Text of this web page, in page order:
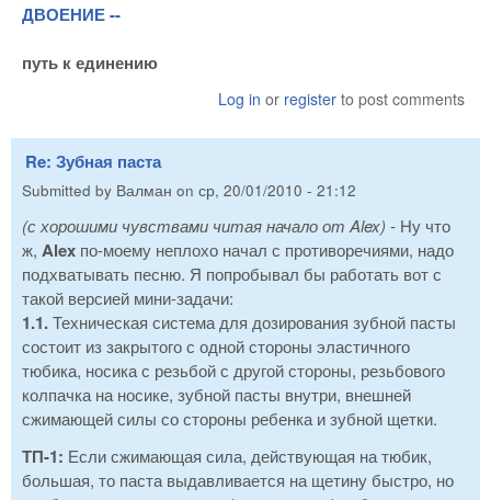
ДВОЕНИЕ --
путь к единению
Log in or register to post comments
Re: Зубная паста
Submitted by Валман on ср, 20/01/2010 - 21:12
(с хорошими чувствами читая начало от Alex) - Ну что
ж, Alex по-моему неплохо начал с противоречиями, надо
подхватывать песню. Я попробывал бы работать вот с
такой версией мини-задачи:
1.1.Техническая система для дозирования зубной пасты
состоит из закрытого с одной стороны эластичного
тюбика, носика с резьбой с другой стороны, резьбового
колпачка на носике, зубной пасты внутри, внешней
сжимающей силы со стороны ребенка и зубной щетки.
ТП-1: Если сжимающая сила, действующая на тюбик,
большая, то паста выдавливается на щетину быстро, но